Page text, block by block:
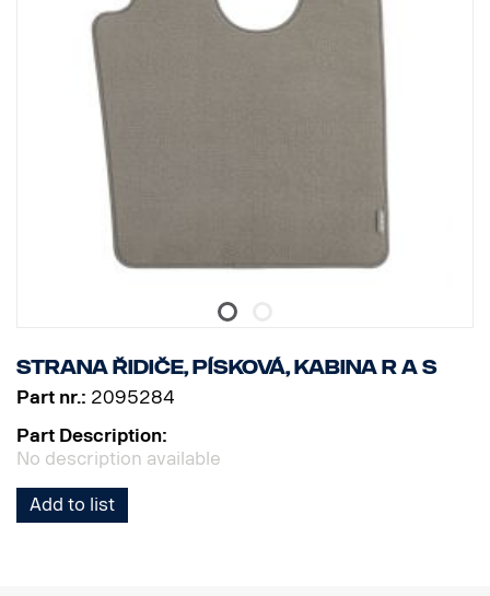
Strana řidiče, písková, kabina R a S
Part nr.: 2095284
Part Description:
No description available
Add to list